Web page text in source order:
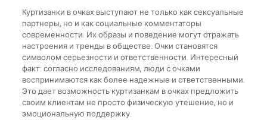
Куртизанки в очках выступают не только как сексуальные
партнеры, но и как социальные комментаторы
современности. Их образы и поведение могут отражать
настроения и тренды в обществе. Очки становятся
символом серьезности и ответственности. Интересный
факт: согласно исследованиям, люди с очками
воспринимаются как более надежные и ответственными.
Это дает возможность куртизанкам в очках предложить
своим клиентам не просто физическую утешение, но и
эмоциональную поддержку.